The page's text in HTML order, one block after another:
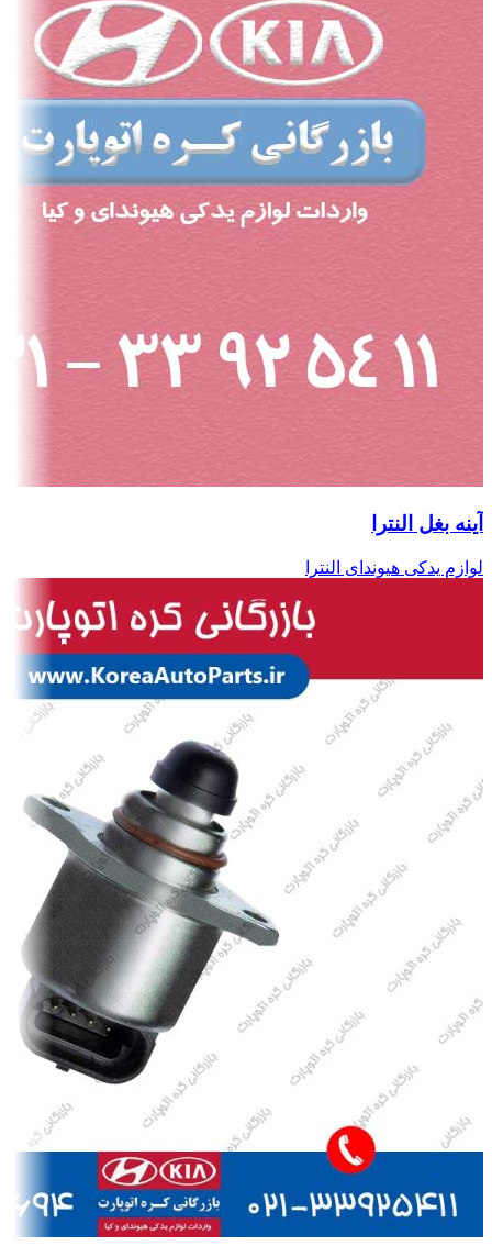
آینه بغل النترا
لوازم یدکی هیوندای النترا